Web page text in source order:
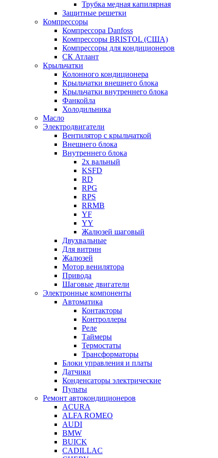
Трубка медная капилярная
Защитные решетки
Компрессоры
Компрессора Danfoss
Компрессоры BRISTOL (США)
Компрессоры для кондиционеров
СК Атлант
Крыльчатки
Колонного кондиционера
Крыльчатки внешнего блока
Крыльчатки внутреннего блока
Фанкойла
Холодильника
Масло
Электродвигатели
Вентилятор с крыльчаткой
Внешнего блока
Внутреннего блока
2х вальный
KSFD
RD
RPG
RPS
RRMB
YF
YY
Жалюзей шаговый
Двухвальные
Для витрин
Жалюзей
Мотор венилятора
Привода
Шаговые двигатели
Электронные компоненты
Автоматика
Контакторы
Контроллеры
Реле
Таймеры
Термостаты
Трансформаторы
Блоки управления и платы
Датчики
Конденсаторы электрические
Пульты
Ремонт автокондиционеров
ACURA
ALFA ROMEO
AUDI
BMW
BUICK
CADILLAC